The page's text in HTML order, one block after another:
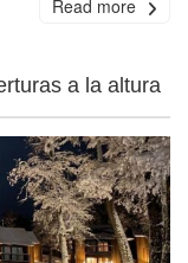
Read more
a la altura